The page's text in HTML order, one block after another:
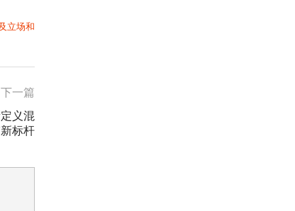
立场和
下一篇
义混
标杆